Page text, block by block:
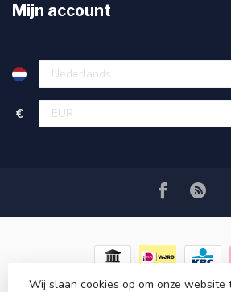
Mijn account
€
© Copyright 2026 RC COSMETICS-
Wij slaan cookies op om onze website